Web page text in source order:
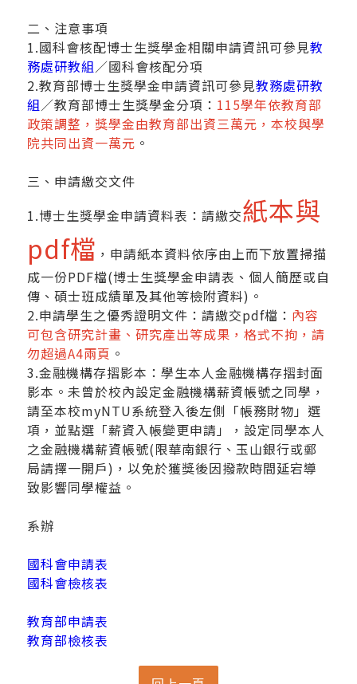
二、注意事項
1.國科會核配博士生獎學金相關申請資訊可參見教
務處研教組／國科會核配分項
2.教育部博士生獎學金申請資訊可參見教務處研教
組／教育部博士生獎學金分項： 115學年依教育部
政策調整，獎學金由教育部出資三萬元，本校與學
院共同出資一萬元 。
三、申請繳交文件
1.博士生獎學金申請資料表：請繳交紙本與
pdf檔 ，申請紙本資料依序由上而下放置掃描
成一份PDF檔(博士生獎學金申請表、個人簡歷或自
傳、碩士班成績單及其他等檢附資料)。
2.申請學生之優秀證明文件：請繳交pdf檔： 內容
可包含研究計畫、研究產出等成果，格式不拘，請
勿超過A4兩頁 。
3.金融機構存摺影本：學生本人金融機構存摺封面
影本。未曾於校內設定金融機構薪資帳號之同學，
請至本校myNTU系統登入後左側「帳務財物」選
項，並點選「薪資入帳變更申請」，設定同學本人
之金融機構薪資帳號(限華南銀行、玉山銀行或郵
局請擇一開戶)，以免於獲獎後因撥款時間延宕導
致影響同學權益。
系辦
國科會申請表
國科會檢核表
教育部申請表
教育部檢核表